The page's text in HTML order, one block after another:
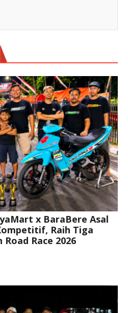
x BaraBere Asal
Raih Tiga
Race 2026